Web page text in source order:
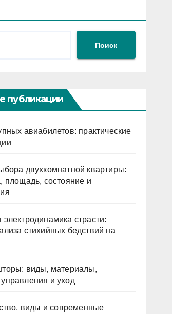
Поиск
публикации
авиабилетов: практические
двухкомнатной квартиры:
площадь, состояние и
страсти:
стихийных бедствий на
виды, материалы,
и уход
виды и современные